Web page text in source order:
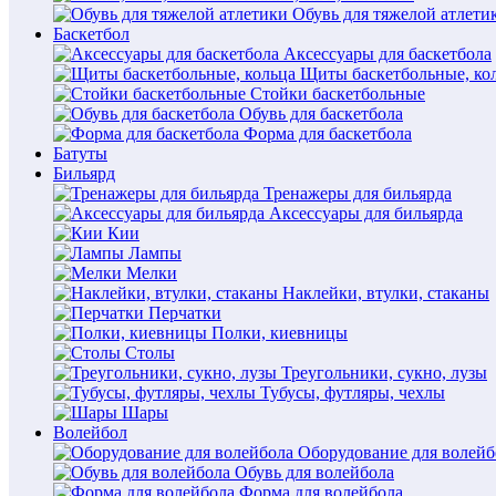
Обувь для тяжелой
Баскетбол
Аксессуары для баскетбола
Щиты баскетбольные,
Стойки баскетбольные
Обувь для баскетбола
Форма для баскетбола
Батуты
Бильярд
Тренажеры для бильярда
Аксессуары для бильярда
Кии
Лампы
Мелки
Наклейки, втулки, стаканы
Перчатки
Полки, киевницы
Столы
Треугольники, сукно, лузы
Тубусы, футляры, чехлы
Шары
Волейбол
Оборудование для
Обувь для волейбола
Форма для волейбола